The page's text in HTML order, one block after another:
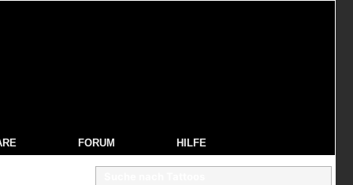
FORUM HILFE